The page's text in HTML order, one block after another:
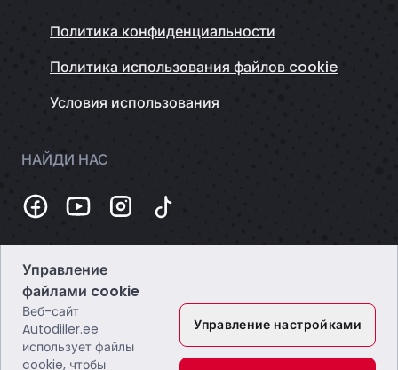
Политика конфиденциальности
Политика использования файлов cookie
Условия использования
НАЙДИ НАС
Темная
Управление
файлами cookie
Веб-сайт
Autodiiler.ee
использует файлы
cookie, чтобы
Управление настройками